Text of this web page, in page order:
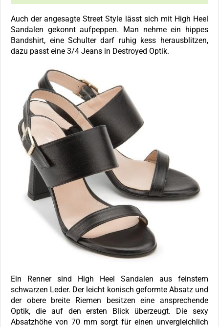
Auch der angesagte Street Style lässt sich mit High Heel
Sandalen gekonnt aufpeppen. Man nehme ein hippes
Bandshirt, eine Schulter darf ruhig kess herausblitzen,
dazu passt eine 3/4 Jeans in Destroyed Optik.
Ein Renner sind High Heel Sandalen aus feinstem
schwarzen Leder. Der leicht konisch geformte Absatz und
der obere breite Riemen besitzen eine ansprechende
Optik, die auf den ersten Blick überzeugt. Die sexy
Absatzhöhe von 70 mm sorgt für einen unvergleichlich